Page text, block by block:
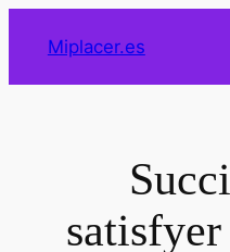
Miplacer.es